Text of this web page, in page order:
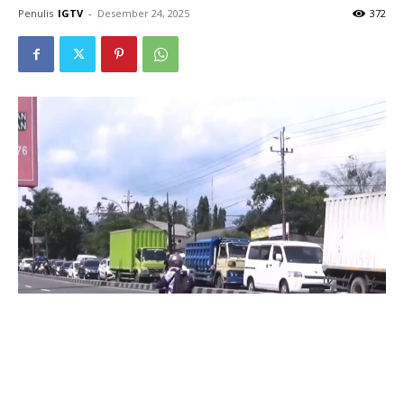
Penulis IGTV - Desember 24, 2025 372